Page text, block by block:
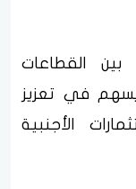
القطاعات
يسهم في تعزيز
الأجنبية